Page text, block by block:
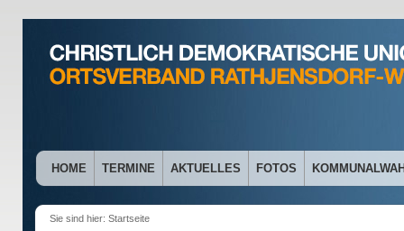
HOME TERMINE AKTUELLES FOTOS
Sie sind hier: Startseite